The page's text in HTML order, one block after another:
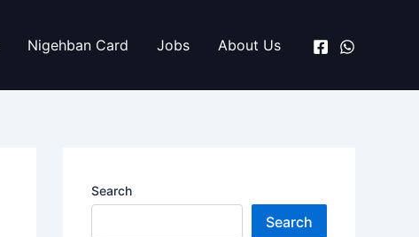
Nigehban Card Jobs About Us
Search
Search